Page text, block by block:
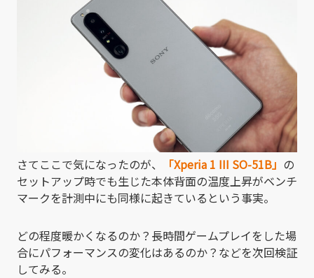
さてここで気になったのが、 「Xperia 1 III SO-51B」 の
セットアップ時でも生じた本体背面の温度上昇がベンチ
マークを計測中にも同様に起きているという事実。
どの程度暖かくなるのか？長時間ゲームプレイをした場
合にパフォーマンスの変化はあるのか？などを次回検証
してみる。